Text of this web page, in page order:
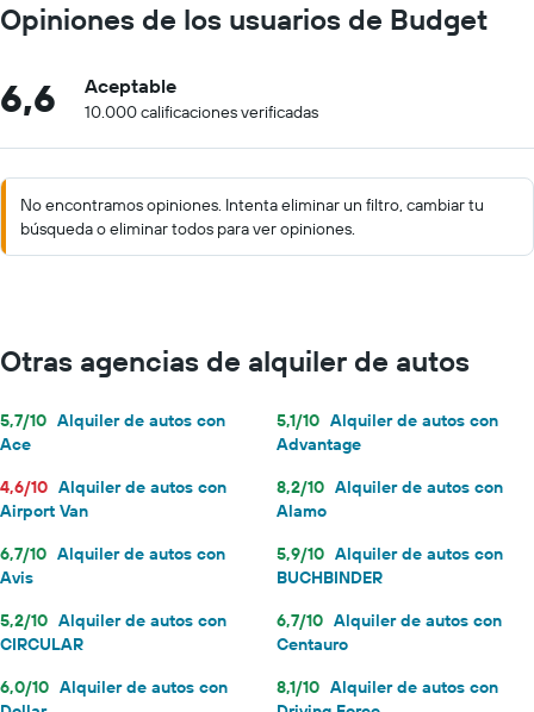
Opiniones de los usuarios de Budget
6,6 Aceptable
10.000 calificaciones verificadas
No encontramos opiniones. Intenta eliminar un filtro, cambiar tu
búsqueda o eliminar todos para ver opiniones.
Otras agencias de alquiler de autos
5,7/10 Alquiler de autos con
Ace
5,1/10 Alquiler de autos con
Advantage
4,6/10 Alquiler de autos con
Airport Van
8,2/10 Alquiler de autos con
Alamo
6,7/10 Alquiler de autos con
Avis
5,9/10 Alquiler de autos con
BUCHBINDER
5,2/10 Alquiler de autos con
CIRCULAR
6,7/10 Alquiler de autos con
Centauro
6,0/10 Alquiler de autos con
8,1/10 Alquiler de autos con